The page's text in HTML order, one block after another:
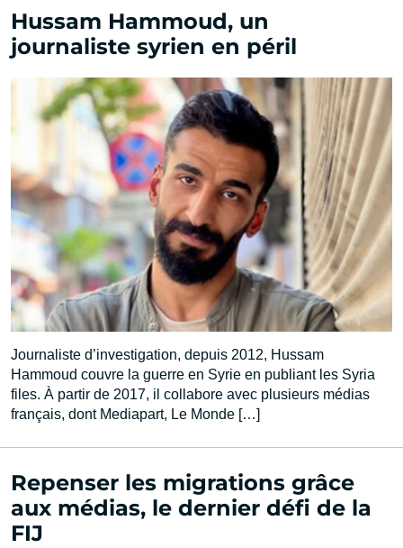
Hussam Hammoud, un
journaliste syrien en péril
Journaliste d’investigation, depuis 2012, Hussam
Hammoud couvre la guerre en Syrie en publiant les Syria
files. À partir de 2017, il collabore avec plusieurs médias
français, dont Mediapart, Le Monde […]
Repenser les migrations grâce
aux médias, le dernier défi de la
FIJ